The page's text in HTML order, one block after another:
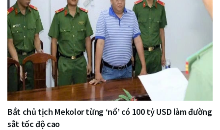
Bắt chủ tịch Mekolor từng ‘nổ’ có 100 tỷ USD làm đường
sắt tốc độ cao